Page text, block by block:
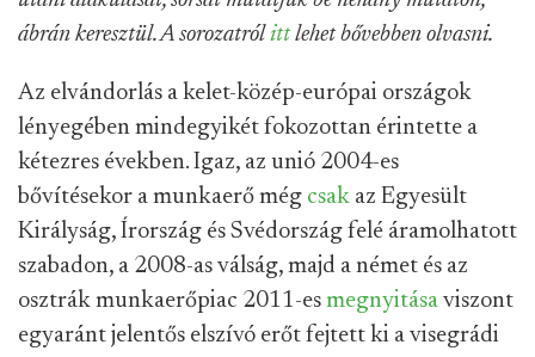
ábrán keresztül. A sorozatról ittlehet bővebben olvasni.
Az elvándorlás a kelet-közép-európai országok
lényegében mindegyikét fokozottan érintette a
kétezres években. Igaz, az unió 2004-es
bővítésekor a munkaerő még csak az Egyesült
Királyság, Írország és Svédország felé áramolhatott
szabadon, a 2008-as válság, majd a német és az
osztrák munkaerőpiac 2011-es megnyitása viszont
egyaránt jelentős elszívó erőt fejtett ki a visegrádi